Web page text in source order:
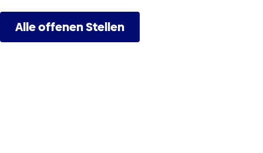
Alle offenen Stellen